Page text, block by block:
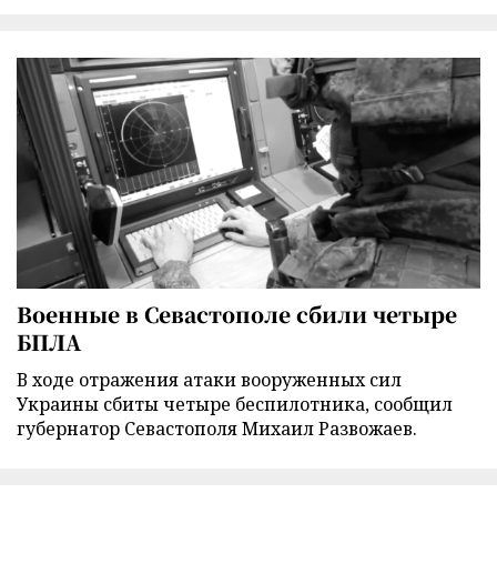
Военные в Севастополе сбили четыре
БПЛА
В ходе отражения атаки вооруженных сил
Украины сбиты четыре беспилотника, сообщил
губернатор Севастополя Михаил Развожаев.